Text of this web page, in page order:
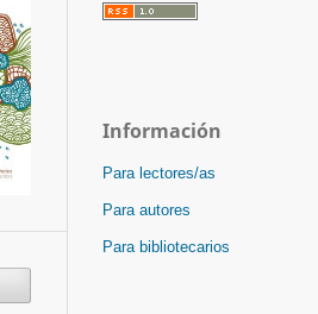
Información
Para lectores/as
Para autores
Para bibliotecarios